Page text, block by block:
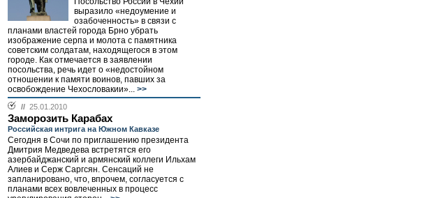
выразило «недоумение и
озабоченность» в связи с
планами властей города Брно убрать
изображение серпа и молота с памятника
советским солдатам, находящегося в этом
городе. Как отмечается в заявлении
посольства, речь идет о «недостойном
отношении к памяти воинов, павших за
освобождение Чехословакии»... >>
// 25.01.2010
Заморозить Карабах
Российская интрига на Южном Кавказе
Сегодня в Сочи по приглашению президента
Дмитрия Медведева встретятся его
азербайджанский и армянский коллеги Ильхам
Алиев и Серж Саргсян. Сенсаций не
запланировано, что, впрочем, согласуется с
планами всех вовлеченных в процесс